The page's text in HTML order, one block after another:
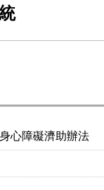
心障礙濟助辦法